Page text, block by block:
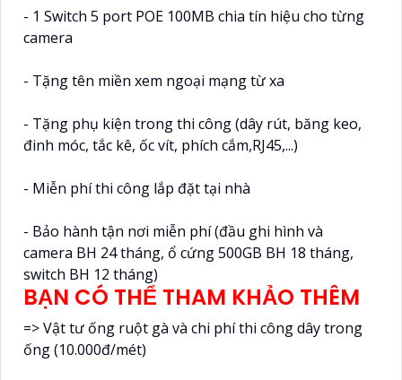
- 1 Switch 5 port POE 100MB chia tín hiệu cho từng
camera
- Tặng tên miền xem ngoại mạng từ xa
- Tặng phụ kiện trong thi công (dây rút, băng keo,
đinh móc, tắc kê, ốc vít, phích cắm,RJ45,...)
- Miễn phí thi công lắp đặt tại nhà
- Bảo hành tận nơi miễn phí (đầu ghi hình và
camera BH 24 tháng, ổ cứng 500GB BH 18 tháng,
switch BH 12 tháng)
BẠN CÓ THỂ THAM KHẢO THÊM
=> Vật tư ống ruột gà và chi phí thi công dây trong
ống (10.000đ/mét)